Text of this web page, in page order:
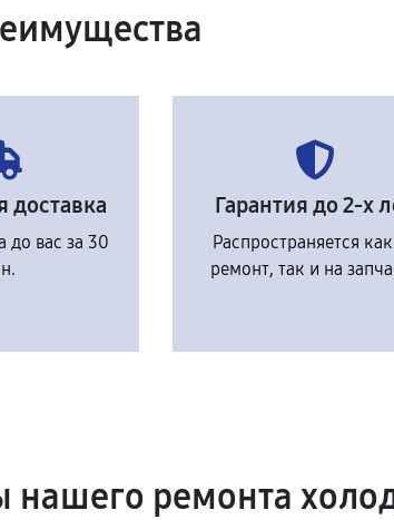
доставка
до вас за 30
Гарантия до 2-х
Распространяется
ремонт, так и на
ремонта